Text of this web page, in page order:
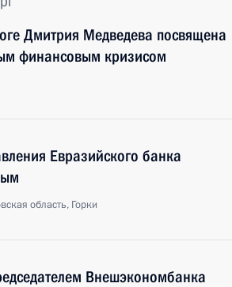
Дмитрия Медведева посвящена
финансовым кризисом
Евразийского банка
область, Горки
Внешэкономбанка